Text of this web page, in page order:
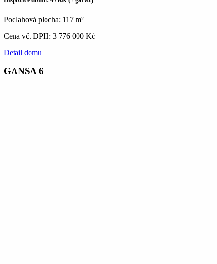
Podlahová plocha: 117 m²
Cena vč. DPH: 3 776 000 Kč
Detail domu
GANSA 6